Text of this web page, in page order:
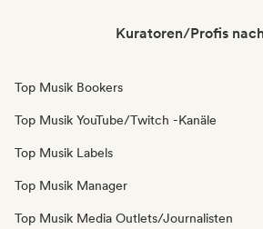
Kuratoren/Profis
Top Musik Bookers
Top Musik YouTube/Twitch -Kanäle
Top Musik Labels
Top Musik Manager
Top Musik Media Outlets/Journalisten